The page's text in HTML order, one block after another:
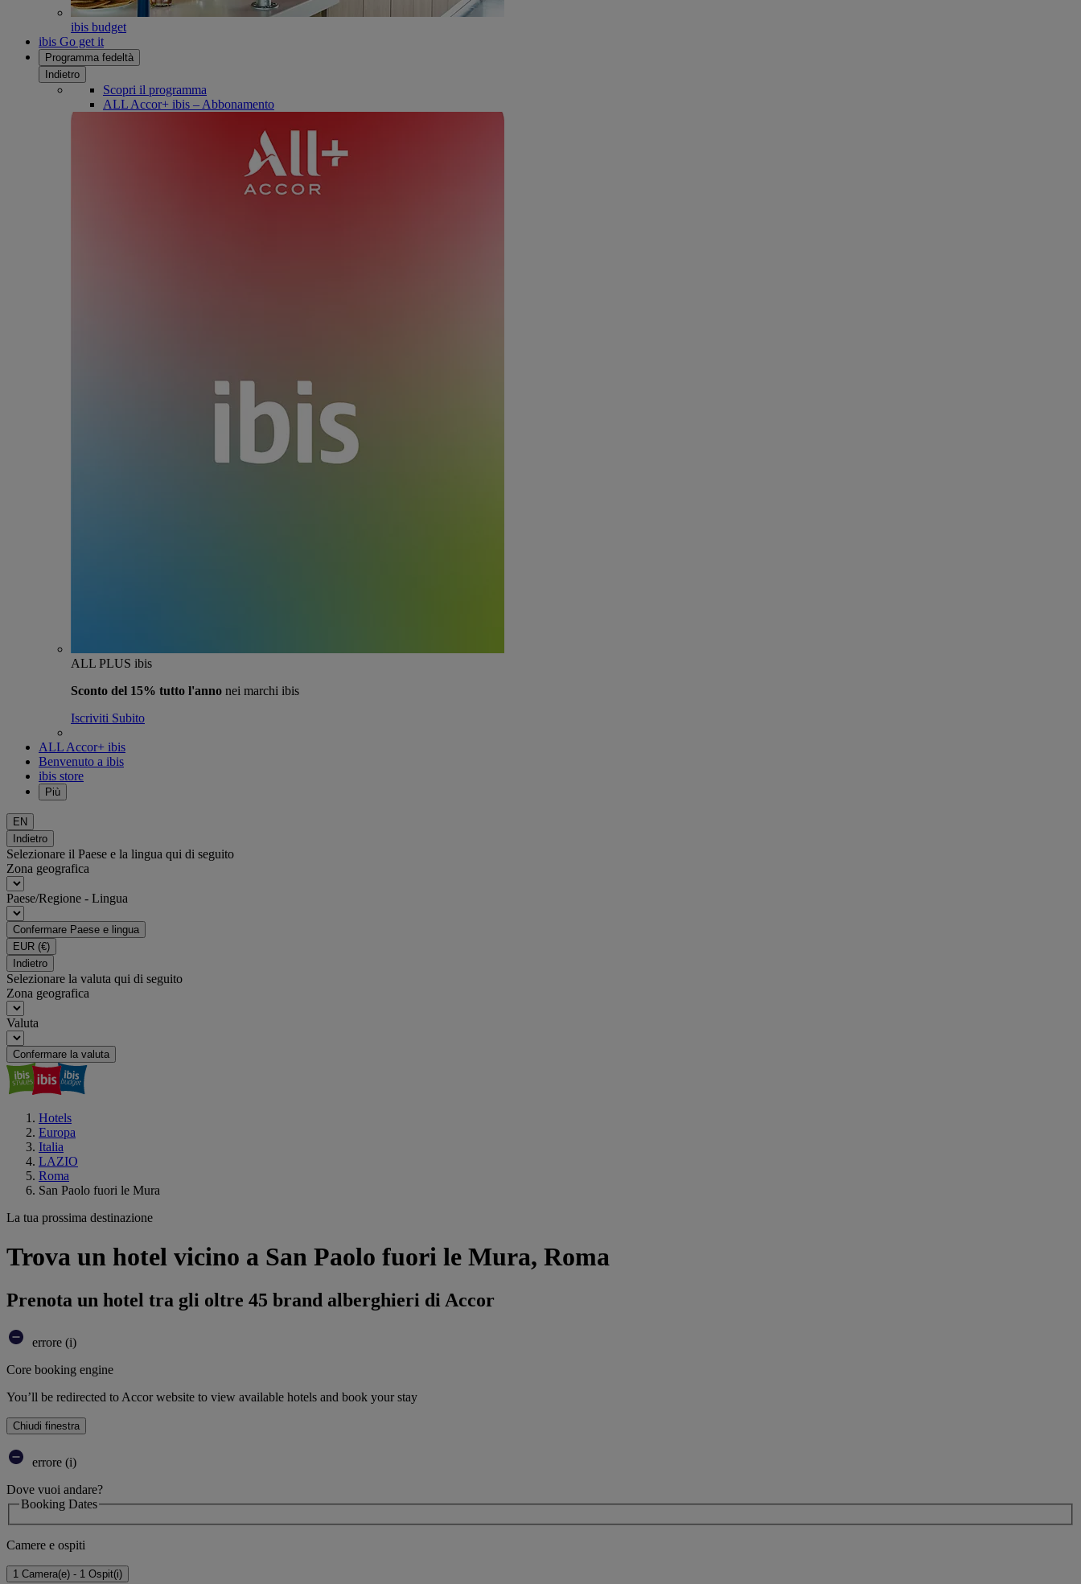
ibis budget
ibis Go get it
Programma fedeltà
Indietro
Scopri il programma
ALL Accor+ ibis – Abbonamento
ALL PLUS ibis
Sconto del 15% tutto l'anno nei marchi ibis
Iscriviti Subito
ALL Accor+ ibis
Benvenuto a ibis
ibis store
Più
EN
Indietro
Selezionare il Paese e la lingua qui di seguito
Zona geografica
Paese/Regione - Lingua
Confermare Paese e lingua
EUR (€)
Indietro
Selezionare la valuta qui di seguito
Zona geografica
Valuta
Confermare la valuta
Hotels
Europa
Italia
LAZIO
Roma
San Paolo fuori le Mura
La tua prossima destinazione
Trova un hotel vicino a San Paolo fuori le Mura, Roma
Prenota un hotel tra gli oltre 45 brand alberghieri di Accor
errore (i)
Core booking engine
You’ll be redirected to Accor website to view available hotels and book your stay
Chiudi finestra
errore (i)
Dove vuoi andare?
Booking Dates
Camere e ospiti
1 Camera(e) - 1 Ospit(i)